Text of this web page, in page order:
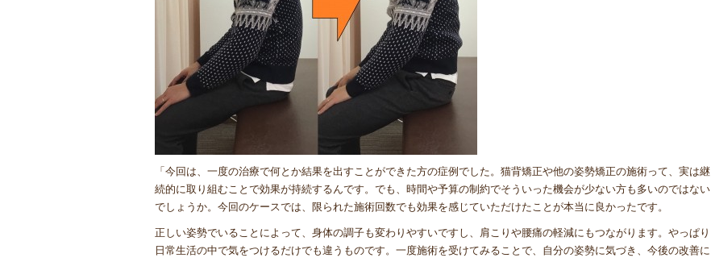
「今回は、一度の治療で何とか結果を出すことができた方の症例でした。猫背矯正や他の姿勢矯正の施術って、実は継
続的に取り組むことで効果が持続するんです。でも、時間や予算の制約でそういった機会が少ない方も多いのではない
でしょうか。今回のケースでは、限られた施術回数でも効果を感じていただけたことが本当に良かったです。
正しい姿勢でいることによって、身体の調子も変わりやすいですし、肩こりや腰痛の軽減にもつながります。やっぱり
日常生活の中で気をつけるだけでも違うものです。一度施術を受けてみることで、自分の姿勢に気づき、今後の改善に